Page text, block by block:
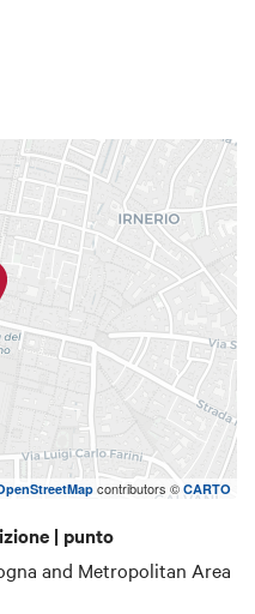
circumnaviga,
contributors © CARTO
| punto
and Metropolitan Area